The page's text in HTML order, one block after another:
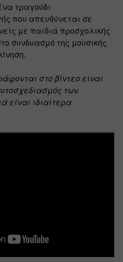
τραγούδι
που απευθύνεται σε
με παιδιά προσχολικής
συνδυασμό της μουσικής
στο βίντεο ειναι
των
είναι ιδιαίτερα